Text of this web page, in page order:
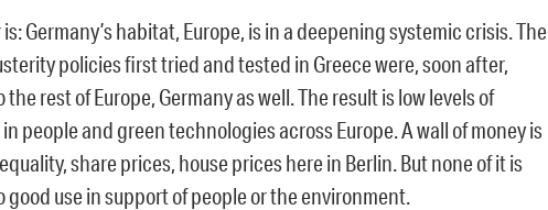
Germany’s habitat, Europe, is in a deepening systemic crisis. The
policies first tried and tested in Greece were, soon after,
rest of Europe, Germany as well. The result is low levels of
people and green technologies across Europe. A wall of money is
share prices, house prices here in Berlin. But none of it is
good use in support of people or the environment.